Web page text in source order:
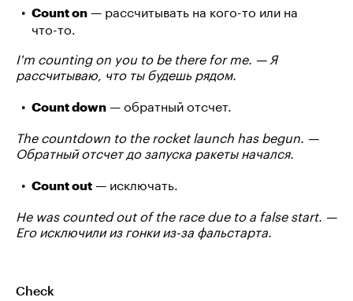
Count on — рассчитывать на кого-то или на
что-то.
I'm counting on you to be there for me. — Я
рассчитываю, что ты будешь рядом.
Count down — обратный отсчет.
The countdown to the rocket launch has begun. —
Обратный отсчет до запуска ракеты начался.
Count out — исключать.
He was counted out of the race due to a false start. —
Его исключили из гонки из-за фальстарта.
Check